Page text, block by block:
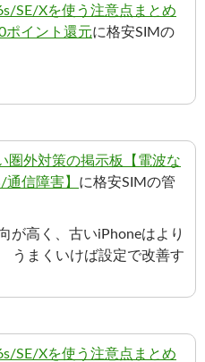
SE/Xを使う注意点まとめ
ポイント還元に格安SIMの
圏外対策の掲示板【電波な
信障害】 に格安SIMの管
が高く、古いiPhoneはより
うまくいけば設定で改善す
SE/Xを使う注意点まとめ